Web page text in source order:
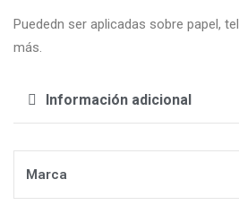
Puededn ser aplicadas sobre papel,
más.
Información adicional
Marca